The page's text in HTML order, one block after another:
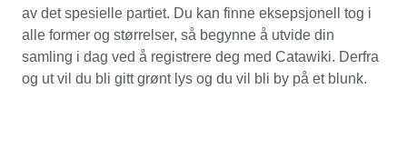
av det spesielle partiet. Du kan finne eksepsjonell tog i
alle former og størrelser, så begynne å utvide din
samling i dag ved å registrere deg med Catawiki. Derfra
og ut vil du bli gitt grønt lys og du vil bli by på et blunk.